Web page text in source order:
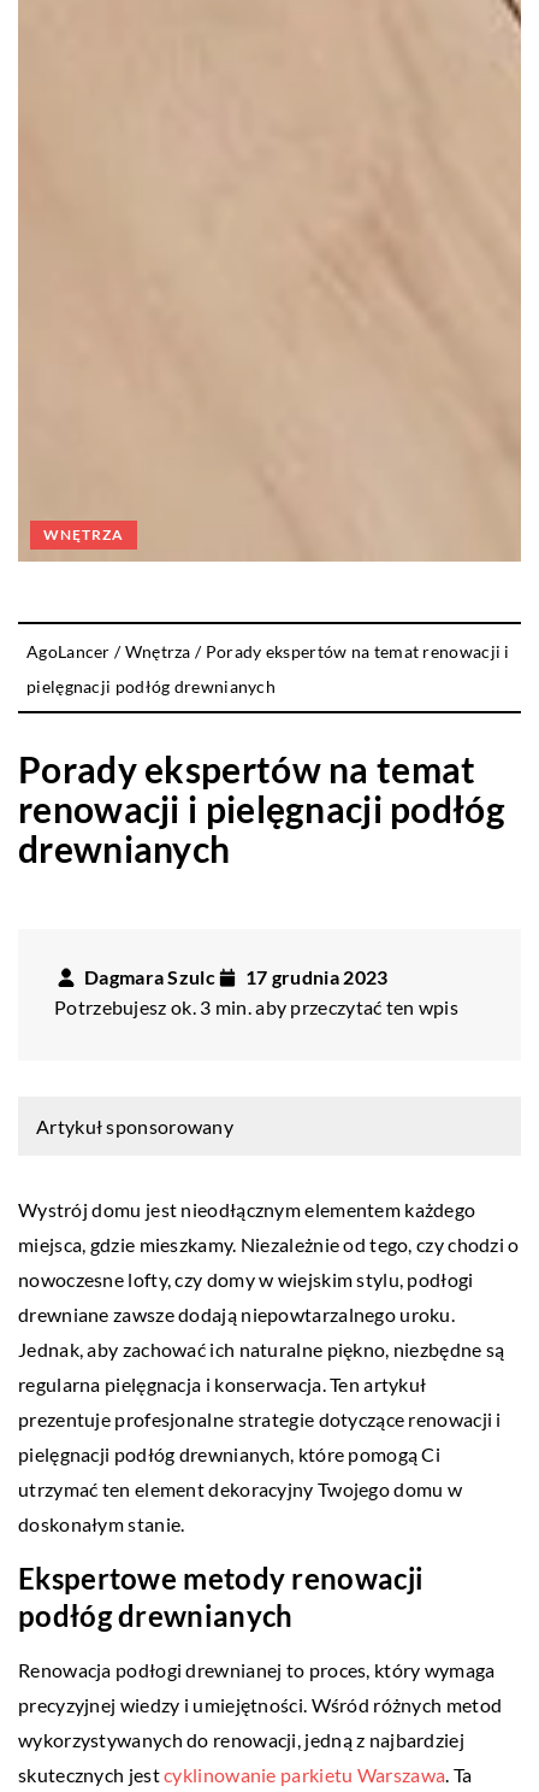
WNĘTRZA
AgoLancer /Wnętrza / Porady ekspertów na temat renowacji i
pielęgnacji podłóg drewnianych
Porady ekspertów na temat
renowacji i pielęgnacji podłóg
drewnianych
Dagmara Szulc
17 grudnia 2023
Potrzebujesz ok. 3 min. aby przeczytać ten wpis
Artykuł sponsorowany
Wystrój domu jest nieodłącznym elementem każdego
miejsca, gdzie mieszkamy. Niezależnie od tego, czy chodzi o
nowoczesne lofty, czy domy w wiejskim stylu, podłogi
drewniane zawsze dodają niepowtarzalnego uroku.
Jednak, aby zachować ich naturalne piękno, niezbędne są
regularna pielęgnacja i konserwacja. Ten artykuł
prezentuje profesjonalne strategie dotyczące renowacji i
pielęgnacji podłóg drewnianych, które pomogą Ci
utrzymać ten element dekoracyjny Twojego domu w
doskonałym stanie.
Ekspertowe metody renowacji
podłóg drewnianych
Renowacja podłogi drewnianej to proces, który wymaga
precyzyjnej wiedzy i umiejętności. Wśród różnych metod
wykorzystywanych do renowacji, jedną z najbardziej
skutecznych jestcyklinowanie parkietu Warszawa . Ta